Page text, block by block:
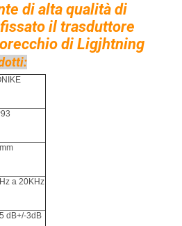
di alta qualità di
il trasduttore
di Ligjhtning
a 20KHz
dB+/-3dB